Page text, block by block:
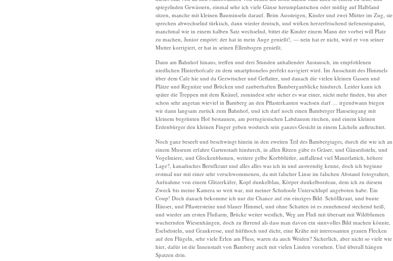
spiegelnden Gewässern, einmal sehe ich viele Gänse herumplantschen oder müßig auf Halbland
sitzen, manche mit kleinen Bauminseln darauf. Beim Aussteigen, Kinder und zwei Mütter im Zug, sie
sprechen abwechselnd türkisch, dann wieder deutsch, und wirken herzerfrischend tiefenentspannt,
manchmal wie in einem halben Satz wechselnd, bittet die Kinder einem Mann der vorbei will Platz
zu machen, Junior empört: der hat in mein Auge genießt!, — nein hat er nicht, wird er von seiner
Mutter korrigiert, er hat in seinen Ellenbogen genießt.
Dann am Bahnhof hinaus, treffen und drei Stunden anhaltender Austausch, im empfohlenen
niedlichen Hinterhofcafe zu dem smartphonelos perfekt navigiert wird. Im Ausschnitt des Himmels
über dem Cafe hie und da Gezwitscher und Geflatter, und danach die vielen kleinen Gassen und
Plätze und Regnitze und Brücken und zauberhaften Bamberganblicke hindurch. Leider kann ich
später die Treppen mit dem Knäuel, zumindest sehr sicher es war einer, nicht mehr finden, bin aber
schon sehr angetan wieviel in Bamberg an den Pflasterkanten wachsen darf … irgendwann biegen
wir dann langsam zurück zum Bahnhof, und ich darf noch einen Bamberger Hauseingang mit
kleinem begrünten Hof bestaunen, am portugiesischen Labdanum riechen, und einem kleinen
Erdenbürger den kleinen Finger geben wodurch sein ganzes Gesicht in einem Lächeln aufleuchtet.
Noch ganz beseelt und beschwingt hinein in den zweiten Teil des Bambergtages, durch die wie ich an
einem Museum erfahre Gartenstadt hindurch, in allen Ritzen gäbe es Gräser, und Gänsedisteln, und
Vogelmiere, und Glockenblumen, weitere gelbe Korbblütler, auffallend viel Mauerlattich, höhere
Lage?, kanadisches Berufkraut und alles alles was ich in und auswendig kenne, doch ich beginne
erstmal nur mit einer sehr verschwommenen, da mit falscher Linse im falschen Abstand fotografiert,
Aufnahme von einem Glitzerkäfer, Kopf dunkelblau, Körper dunkelbordeau, dem ich zu diesem
Zweck bis meine Kamera so weit war, mit meiner Schuhsole Unterschlupf angeboten habe. Ein
Coup! Doch danach bekomme ich nur die Chance auf ein einziges Bild. Schöllkraut, und bunte
Häuser, und Pflastersteine und blauer Himmel, und ohne Schatten ist es zunehmend stechend heiß,
und wieder am ersten Flußarm, Brücke weiter westlich, Weg am Fluß mit übersatt mit Wildblumen
wuchernden Wiesenhängen, doch zu flirrend als dass man davon ein sinnvolles Bild machen könnte,
Eselsdisteln, und Graukresse, und hüfthoch und dicht, eine Krähe mit interessanten grauen Flecken
auf den Flügeln, sehr viele Erlen am Fluss, waren da auch Weiden? Sicherlich, aber nicht so viele wie
hier, dafür ist die Innenstadt von Bamberg auch mit vielen Linden versehen. Und überall hängen
Spatzen drin.